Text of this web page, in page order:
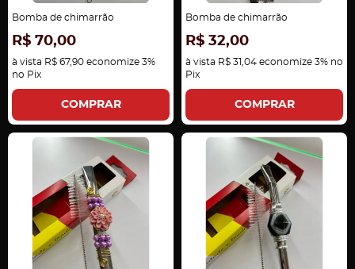
Bomba de chimarrão
R$ 70,00
à vista R$ 67,90 economize 3%
no Pix
COMPRAR
Bomba de chimarrão
R$ 32,00
à vista R$ 31,04 economize 3% no
Pix
COMPRAR